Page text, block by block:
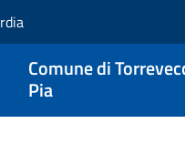
Comune di
Pia